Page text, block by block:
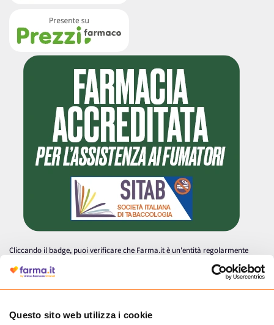
Questo sito web utilizza i cookie
Cliccando il badge, puoi verificare che Farma.it è un'entità regolarmente
autorizzata dal Ministero della Salute a effettuare la vendita online di
medicinali.